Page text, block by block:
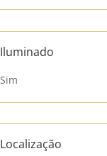
Iluminado
Sim
Localização